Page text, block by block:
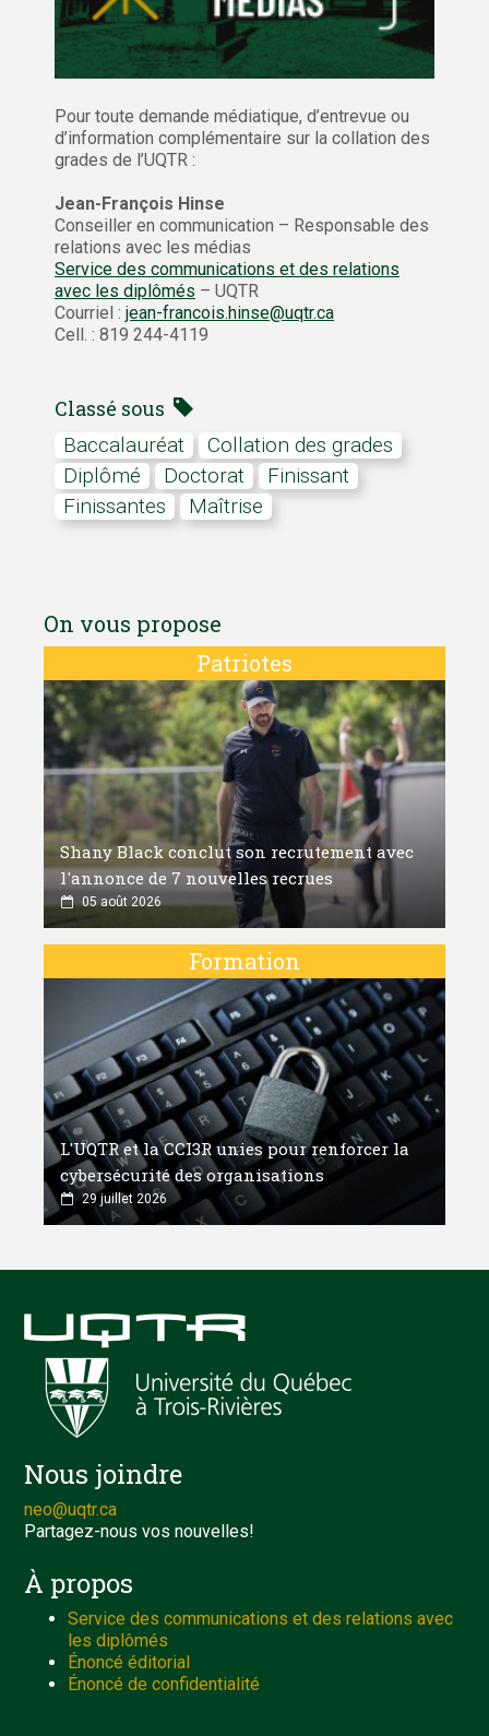
Pour toute demande médiatique, d’entrevue ou
d’information complémentaire sur la collation des
grades de l’UQTR :
Jean-François Hinse
Conseiller en communication – Responsable des
relations avec les médias
Service des communications et des relations
avec les diplômés – UQTR
Courriel : jean-francois.hinse@uqtr.ca
Cell. : 819 244-4119
Classé sous
baccalauréat
Collation des grades
Diplômé
doctorat
finissant
finissantes
maîtrise
On vous propose
Patriotes
Shany Black conclut son recrutement avec
l'annonce de 7 nouvelles recrues
05 août 2026
Formation
L'UQTR et la CCI3R unies pour renforcer la
cybersécurité des organisations
29 juillet 2026
Nous joindre
neo@uqtr.ca
Partagez-nous vos nouvelles!
À propos
Service des communications et des relations avec
les diplômés
Énoncé éditorial
Énoncé de confidentialité